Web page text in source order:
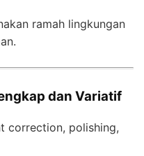
ramah lingkungan
dan Variatif
correction, polishing,